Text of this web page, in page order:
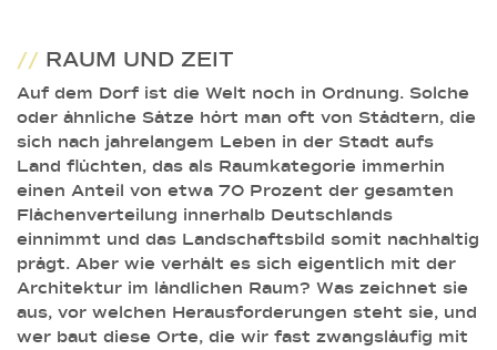
// RAUM UND ZEIT
Auf dem Dorf ist die Welt noch in Ordnung. Solche
oder ähnliche Sätze hört man oft von Städtern, die
sich nach jahrelangem Leben in der Stadt aufs
Land flüchten, das als Raumkategorie immerhin
einen Anteil von etwa 70 Prozent der gesamten
Flächenverteilung innerhalb Deutschlands
einnimmt und das Landschaftsbild somit nachhaltig
prägt. Aber wie verhält es sich eigentlich mit der
Architektur im ländlichen Raum? Was zeichnet sie
aus, vor welchen Herausforderungen steht sie, und
wer baut diese Orte, die wir fast zwangsläufig mit